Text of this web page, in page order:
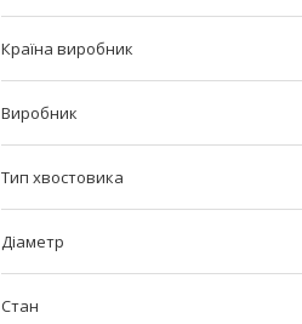
Країна виробник
Виробник
Тип хвостовика
Діаметр
Стан